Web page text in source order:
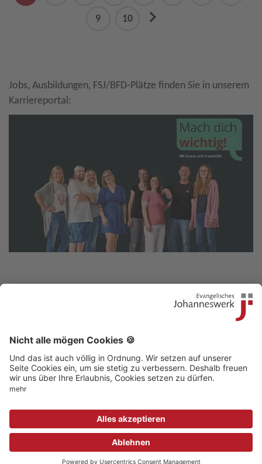
9 10
Jobs, Ausbildungen, FSJ/BFD-Plätze finden Sie in unserem
Karriereportal:
Beschwerdestelle Impressum Sitemap